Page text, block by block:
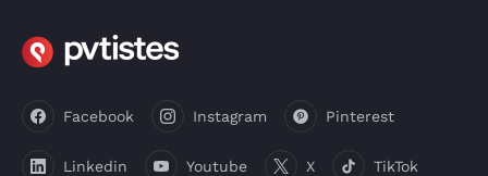
Facebook Instagram Pinterest
Linkedin Youtube X TikTok